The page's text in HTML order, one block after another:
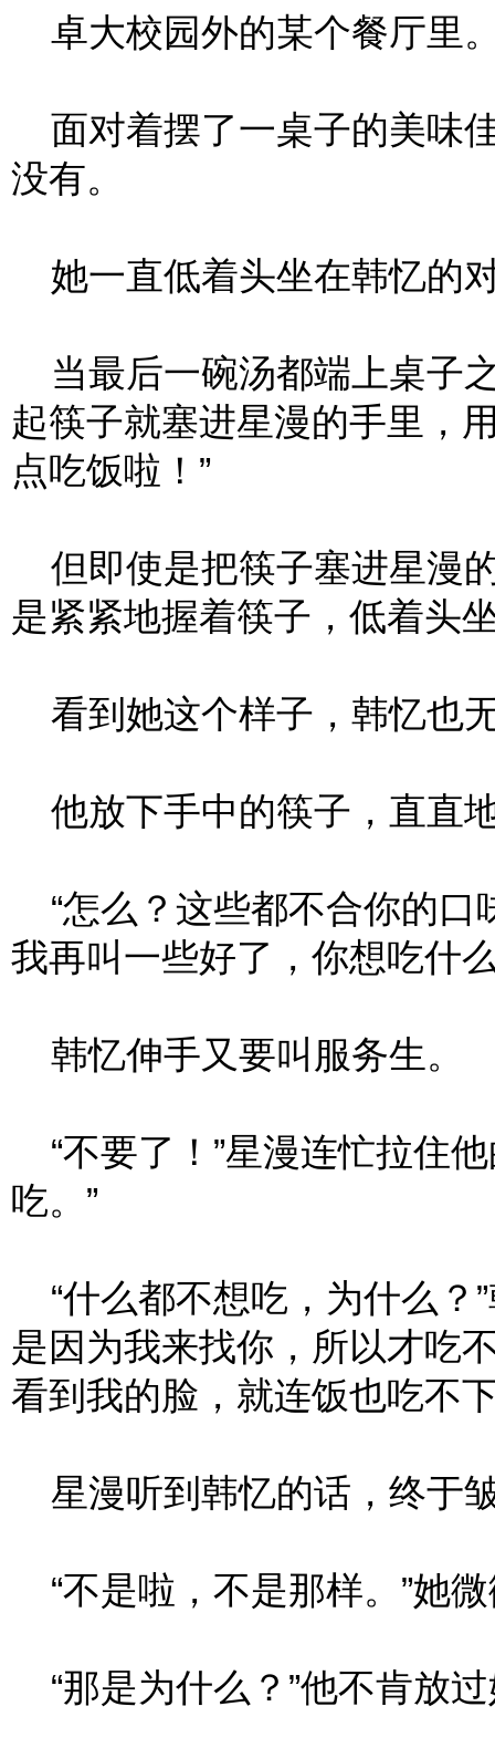
卓大校园外的某个餐厅里
面对着摆了一桌子的美味
没有。
她一直低着头坐在韩忆的
当最后一碗汤都端上桌子
起筷子就塞进星漫的手里，
点吃饭啦！”
但即使是把筷子塞进星漫
是紧紧地握着筷子，低着头
看到她这个样子，韩忆也
他放下手中的筷子，直直
“怎么？这些都不合你的口
我再叫一些好了，你想吃什
韩忆伸手又要叫服务生。
“不要了！”星漫连忙拉住
吃。”
“什么都不想吃，为什么？
是因为我来找你，所以才吃
看到我的脸，就连饭也吃不
星漫听到韩忆的话，终于
“不是啦，不是那样。”她
“那是为什么？”他不肯放